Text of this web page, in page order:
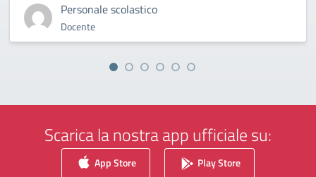
Personale scolastico
Docente
Scarica la nostra app ufficiale su:
App Store Play Store